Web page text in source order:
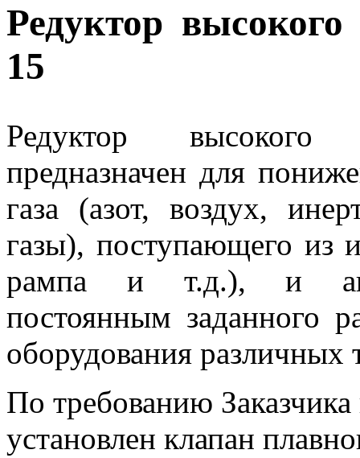
Редуктор
15
Редуктор
предназначен для
газа (азот, воздух,
газы), поступающего из
рампа и т.д.), и
постоянным заданного
оборудования различных
По требованию
установлен клапан